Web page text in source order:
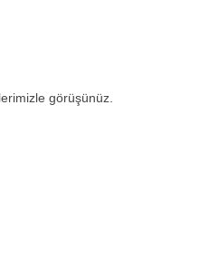
görüşünüz.